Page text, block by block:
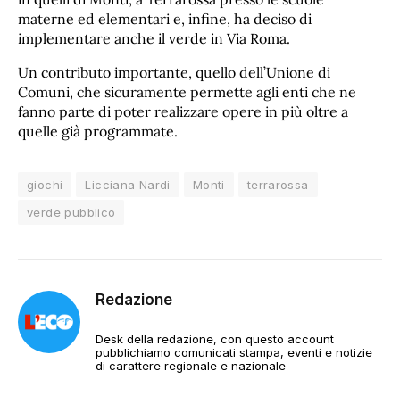
materne ed elementari e, infine, ha deciso di
implementare anche il verde in Via Roma.
Un contributo importante, quello dell’Unione di
Comuni, che sicuramente permette agli enti che ne
fanno parte di poter realizzare opere in più oltre a
quelle già programmate.
giochi Licciana Nardi Monti
terrarossa
verde pubblico
Redazione
Desk della redazione, con questo account
pubblichiamo comunicati stampa, eventi e notizie
di carattere regionale e nazionale